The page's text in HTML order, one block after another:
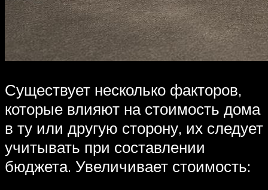
Существует несколько факторов,
которые влияют на стоимость дома
в ту или другую сторону, их следует
учитывать при составлении
бюджета. Увеличивает стоимость: